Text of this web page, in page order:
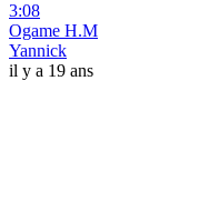
3:08
Ogame H.M
Yannick
il y a 19 ans